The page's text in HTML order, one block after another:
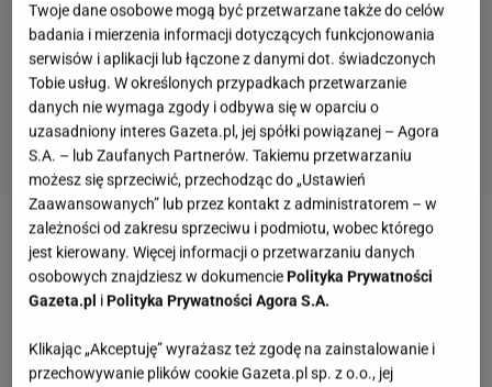
Rośliny zawsze odmieniają charakter
pomieszczenia.Wystarczy nawet jedna doniczka,
żeby pokój nabrał życia i charakteru.
imponująco wyglądają kwiaty pnące w domu.
Ponadto, pasują do każdego wnętrza. Można je
Twoje dane osobowe mogą być przetwarzane także do celów
badania i mierzenia informacji dotyczących funkcjonowania
serwisów i aplikacji lub łączone z danymi dot. świadczonych
Tobie usług. W określonych przypadkach przetwarzanie
danych nie wymaga zgody i odbywa się w oparciu o
uzasadniony interes Gazeta.pl, jej spółki powiązanej – Agora
S.A. – lub Zaufanych Partnerów. Takiemu przetwarzaniu
możesz się sprzeciwić, przechodząc do „Ustawień
Zaawansowanych” lub przez kontakt z administratorem – w
zależności od zakresu sprzeciwu i podmiotu, wobec którego
jest kierowany. Więcej informacji o przetwarzaniu danych
osobowych znajdziesz w dokumencie Polityka Prywatności
Gazeta.pl i Polityka Prywatności Agora S.A.
Klikając „Akceptuję” wyrażasz też zgodę na zainstalowanie i
przechowywanie plików cookie Gazeta.pl sp. z o.o., jej